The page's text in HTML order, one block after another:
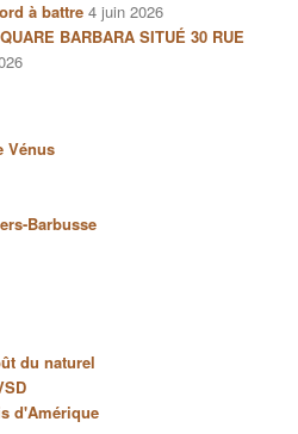
à battre 4 juin 2026
BARBARA SITUÉ 30 RUE
Vénus
Barbusse
du naturel
d'Amérique